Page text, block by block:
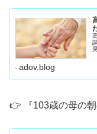
adov.blog
👉 『103歳の母の朝